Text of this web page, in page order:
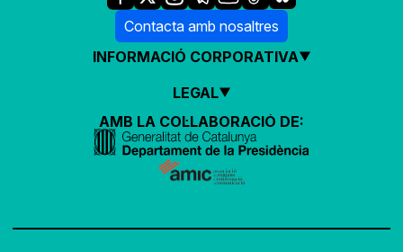
Contacta amb nosaltres
INFORMACIÓ CORPORATIVA
LEGAL
AMB LA COL·LABORACIÓ DE: